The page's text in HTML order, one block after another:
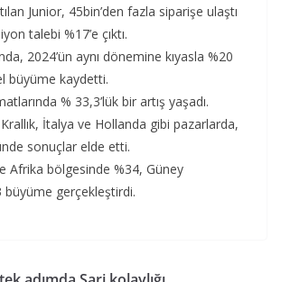
Junior, 45bin’den fazla siparişe ulaştı
talebi %17’e çıktı.
2024’ün aynı dönemine kıyasla %20
büyüme kaydetti.
% 33,3’lük bir artış yaşadı.
İtalya ve Hollanda gibi pazarlarda,
sonuçlar elde etti.
Afrika bölgesinde %34, Güney
büyüme gerçekleştirdi.